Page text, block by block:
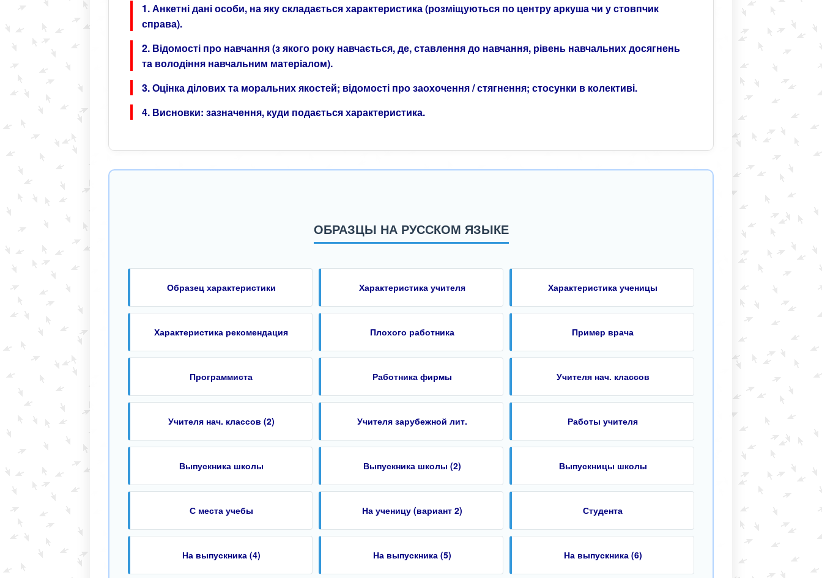
1. Анкетні дані особи, на яку складається характеристика (розміщуються по центру аркуша чи у стовпчик
справа).
2. Відомості про навчання (з якого року навчається, де, ставлення до навчання, рівень навчальних досягнень
та володіння навчальним матеріалом).
3. Оцінка ділових та моральних якостей; відомості про заохочення / стягнення; стосунки в колективі.
4. Висновки: зазначення, куди подається характеристика.
ОБРАЗЦЫ НА РУССКОМ ЯЗЫКЕ
Образец характеристики Характеристика учителя Характеристика ученицы
Характеристика рекомендация Плохого работника Пример врача
Программиста Работника фирмы Учителя нач. классов
Учителя нач. классов (2) Учителя зарубежной лит. Работы учителя
Выпускника школы Выпускника школы (2) Выпускницы школы
С места учебы На ученицу (вариант 2) Студента
На выпускника (4) На выпускника (5) На выпускника (6)